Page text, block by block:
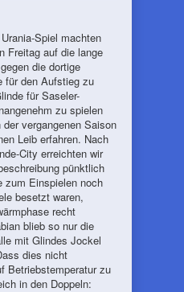
Spiel machten
Freitag auf die lange
die dortige
für den Aufstieg zu
für Saseler-
zu spielen
vergangenen Saison
Leib erfahren. Nach
City erreichten wir
pünktlich
zum Einspielen noch
besetzt waren,
recht
blieb so nur die
mit Glindes Jockel
dies nicht
Betriebstemperatur zu
in den Doppeln: